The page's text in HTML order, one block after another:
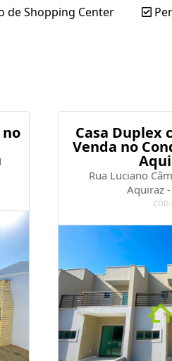
de Shopping Center
Casa Duplex
Venda no
Rua Luciano
Aquiraz
CÓD.: